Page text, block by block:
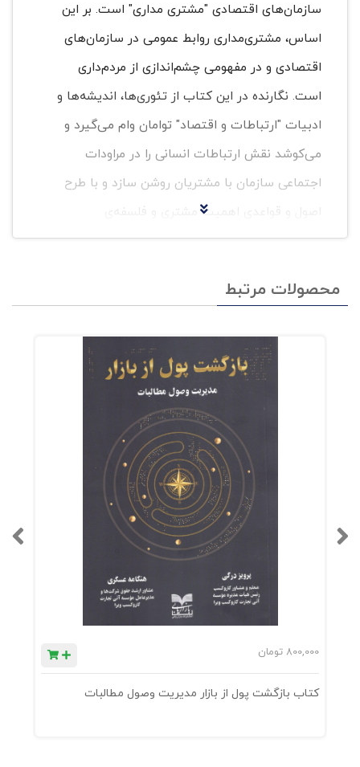
سازمان‌های اقتصادی "مشتری مداری" است. بر این
اساس، مشتری‌‌مداری روابط عمومی در سازمان‌های
اقتصادی و در مفهومی چشم‌اندازی از مردم‌داری
است. نگارنده در این کتاب از تئوری‌ها، اندیشه‌ها و
ادبیات "ارتباطات و اقتصاد" توامان وام می‌گیرد و
می‌کوشد نقش ارتباطات انسانی را در مراودات
اجتماعی سازمان با مشتریان روشن سازد و با طرح
اصول و قواعدی اهمیت مشتری و فلسفه‌ی
"مشتری‌مداری" را تبیین کند. این کتاب در سه فصل
مشتری‌مداری" تدوین شده است."
محصولات مرتبط
800,000 تومان
کتاب بازگشت پول از بازار مدیریت وصول مطالبات